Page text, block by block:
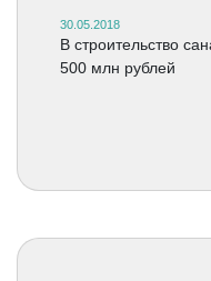
30.05.2018
В строительство
500 млн рублей